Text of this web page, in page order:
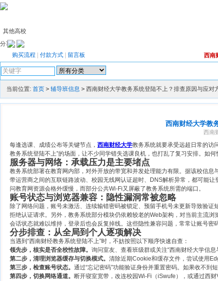
其他高校
购买流程 付款方式 留言板
分享：
西南
当前位置: 首页 > 辅导班信息 > 西南财经大学教务系统登陆不上？排查原因与应对
西南财经大学教
西南
每逢选课、成绩公布等关键节点， 西南财经大学教务系统就要承受远超日常的访
教务系统登陆不上”的场面，让不少同学错失选课良机，也打乱了复习安排。如
服务器与网络：承载压力是主要堵点
教务系统部署在教育网内部，对外开放的带宽和并发处理能力有限。据该校信
带运营商之间的互联链路波动、校园无线网认证超时、DNS解析异常，都可能
问教育网资源会格外缓慢，而部分公共Wi-Fi又屏蔽了教务系统所需的端口。
账号状态与浏览器兼容：隐性漏洞常被忽略
除了网络问题，账号未激活、连续输错密码被锁定、预留手机号未更新导致验
拒绝认证请求。另外，教务系统部分模块仍依赖较老的Web架构，对当前主流
会话状态就难以维持，登录后也会反复掉线。这些隐性兼容问题，常常让账号密
分步排查：从全局到个人逐项解决
当遇到“西南财经教务系统登陆不上”时，不妨按照以下顺序快速自查：
领先步，核实是否全校性故障。 询问室友、查看班级群或关注“西南财经大学信
第二步，清理浏览器缓存与切换模式。 清除近期Cookie和缓存文件，尝试使用
第三步，检查账号状态。 通过“忘记密码”功能验证身份并重置密码。如果收不
第四步，切换网络通道。 断开寝室宽带，改连校园Wi-Fi（iSwufe），或通过西